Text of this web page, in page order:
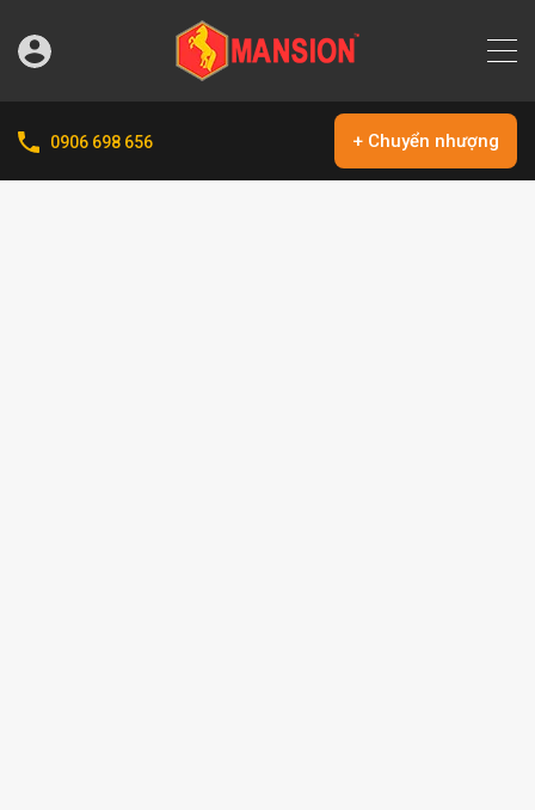
0906 698 656 + Chuyển nhượng